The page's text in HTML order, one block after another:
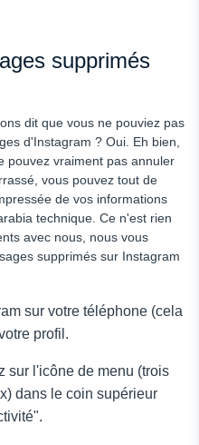
supprimés
dit que vous ne pouviez pas
d'Instagram ? Oui. Eh bien,
pouvez vraiment pas annuler
vous pouvez tout de
de vos informations
technique. Ce n'est rien
avec nous, nous vous
supprimés sur Instagram
sur votre téléphone (cela
profil.
sur l'icône de menu (trois
dans le coin supérieur